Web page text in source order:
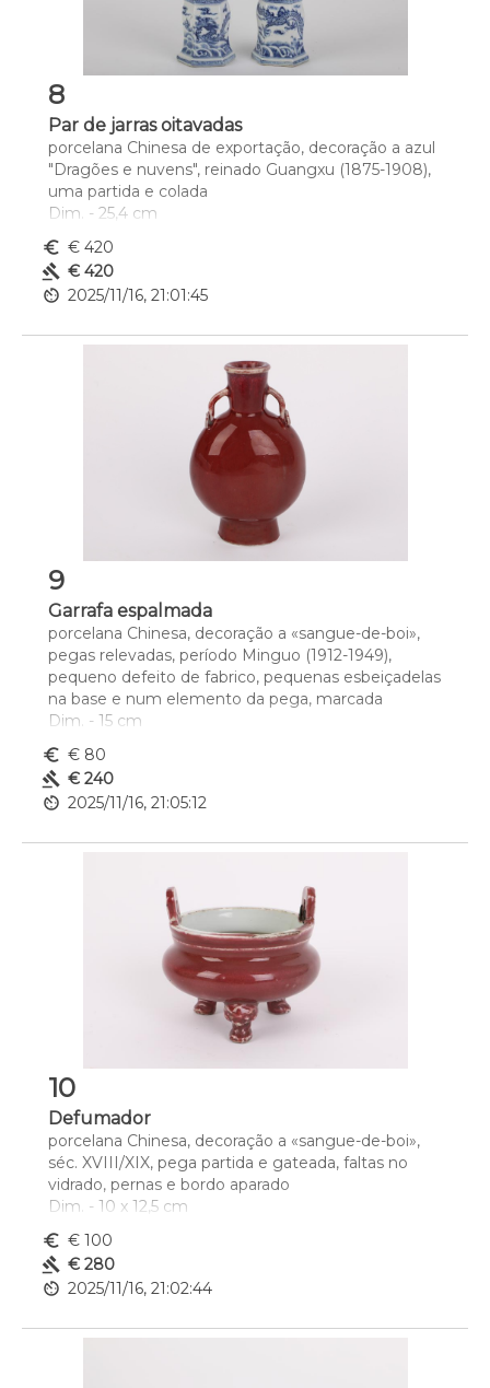
8
Par de jarras oitavadas
porcelana Chinesa de exportação, decoração a azul
"Dragões e nuvens", reinado Guangxu (1875-1908),
uma partida e colada
Dim. - 25,4 cm
euro_symbol € 420
gavel € 420
av_timer 2025/11/16, 21:01:45
9
Garrafa espalmada
porcelana Chinesa, decoração a «sangue-de-boi»,
pegas relevadas, período Minguo (1912-1949),
pequeno defeito de fabrico, pequenas esbeiçadelas
na base e num elemento da pega, marcada
Dim. - 15 cm
euro_symbol € 80
gavel € 240
av_timer 2025/11/16, 21:05:12
10
Defumador
porcelana Chinesa, decoração a «sangue-de-boi»,
séc. XVIII/XIX, pega partida e gateada, faltas no
vidrado, pernas e bordo aparado
Dim. - 10 x 12,5 cm
euro_symbol € 100
gavel € 280
av_timer 2025/11/16, 21:02:44